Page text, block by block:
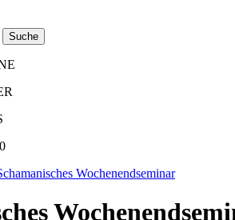
Wochenendseminar